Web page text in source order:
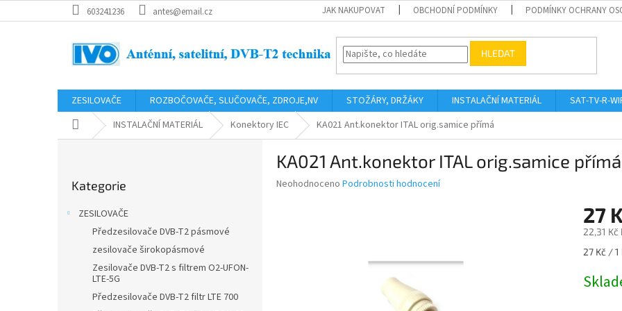
na
603241236 antes@email.cz JAK NAKUPOVAT OBCHODNÍ PODMÍNKY PODMÍNKY OCHRANY
HLEDAT
ZESILOVAČE ROZBOČOVAČE, SLUČOVAČE, ZDROJE,NV STOŽÁRY, DRŽÁKY INSTALAČNÍ MATERIÁL SAT-TV-R-
Domů INSTALAČNÍ MATERIÁL Konektory IEC KA021 Ant.konektor ITAL orig.samice přímá
kategorie
Kategorie
ZESILOVAČE
Předzesilovače DVB-T2 pásmové
zesilovače širokopásmové
Zesilovače DVB-T2 s filtrem O2-UFON-
LTE-5G
Předzesilovače DVB-T2 filtr LTE 700
KA021 Ant.konektor ITAL orig.samice přímá
Průměrné
Neohodnoceno Podrobnosti hodnocení
27
22,31 Kč
Měrná
27 Kč / 1